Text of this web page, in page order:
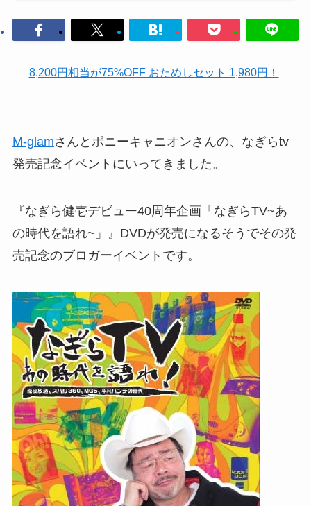
8,200円相当が75%OFF おためしセット 1,980円！
M-glamさんとポニーキャニオンさんの、なぎらtv
発売記念イベントにいってきました。
『なぎら健壱デビュー40周年企画「なぎらTV~あ
の時代を語れ~」』DVDが発売になるそうでその発
売記念のブロガーイベントです。